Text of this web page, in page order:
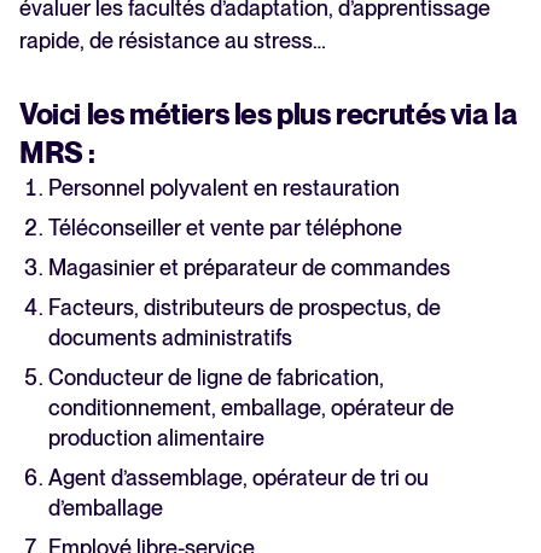
évaluer les facultés d’adaptation, d’apprentissage
rapide, de résistance au stress…
Voici les métiers les plus recrutés via la
MRS :
Personnel polyvalent en restauration
Téléconseiller et vente par téléphone
Magasinier et préparateur de commandes
Facteurs, distributeurs de prospectus, de
documents administratifs
Conducteur de ligne de fabrication,
conditionnement, emballage, opérateur de
production alimentaire
Agent d’assemblage, opérateur de tri ou
d’emballage
Employé libre-service